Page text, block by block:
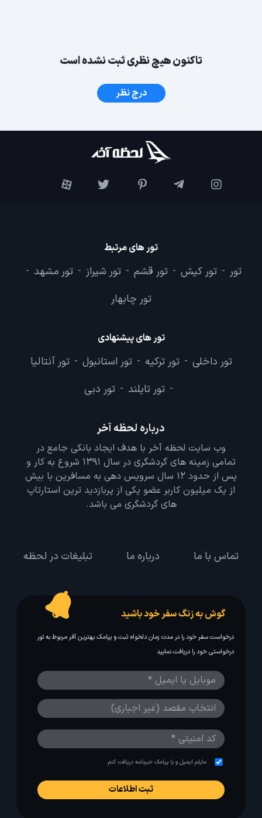
تاکنون هیچ نظری ثبت نشده است
درج نظر
تور های مرتبط
تور - تور کیش - تور قشم - تور شیراز - تور مشهد -
تور چابهار
تور های پیشنهادی
تور داخلی - تور ترکیه - تور استانبول - تور آنتالیا
- تور تایلند - تور دبی
درباره لحظه آخر
وب سایت لحظه آخر با هدف ایجاد بانکی جامع در
تمامی زمینه های گردشگری در سال 1391 شروع به کار و
پس از حدود 12 سال سرویس دهی به مسافرین با بیش
از یک میلیون کاربر عضو یکی از پربازدید ترین استارتاپ
های گردشگری می باشد.
تماس با ما درباره ما تبلیغات در لحظه
گوش به زنگ سفر خود باشید
درخواست سفر خود را در مدت زمان دلخواه ثبت و پیامک بهترین آفر مربوط به تور
درخواستی خود را دریافت نمایید
مایلم ایمیل و یا پیامک خبرنامه دریافت کنم.